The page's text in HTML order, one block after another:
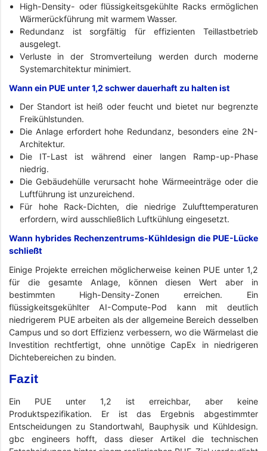
High-Density- oder flüssigkeitsgekühlte Racks ermöglichen
Wärmerückführung mit warmem Wasser.
Redundanz ist sorgfältig für effizienten Teillastbetrieb
ausgelegt.
Verluste in der Stromverteilung werden durch moderne
Systemarchitektur minimiert.
Wann ein PUE unter 1,2 schwer dauerhaft zu halten ist
Der Standort ist heiß oder feucht und bietet nur begrenzte
Freikühlstunden.
Die Anlage erfordert hohe Redundanz, besonders eine 2N-
Architektur.
Die IT-Last ist während einer langen Ramp-up-Phase
niedrig.
Die Gebäudehülle verursacht hohe Wärmeeinträge oder die
Luftführung ist unzureichend.
Für hohe Rack-Dichten, die niedrige Zulufttemperaturen
erfordern, wird ausschließlich Luftkühlung eingesetzt.
Wann hybrides Rechenzentrums-Kühldesign die PUE-Lücke
schließt
Einige Projekte erreichen möglicherweise keinen PUE unter 1,2
für die gesamte Anlage, können diesen Wert aber in
bestimmten High-Density-Zonen erreichen. Ein
flüssigkeitsgekühlter AI-Compute-Pod kann mit deutlich
niedrigerem PUE arbeiten als der allgemeine Bereich desselben
Campus und so dort Effizienz verbessern, wo die Wärmelast die
Investition rechtfertigt, ohne unnötige CapEx in niedrigeren
Dichtebereichen zu binden.
Fazit
Ein PUE unter 1,2 ist erreichbar, aber keine
Produktspezifikation. Er ist das Ergebnis abgestimmter
Entscheidungen zu Standortwahl, Bauphysik und Kühldesign.
gbc engineers hofft, dass dieser Artikel die technischen